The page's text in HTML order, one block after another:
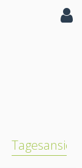
Tagesansicht